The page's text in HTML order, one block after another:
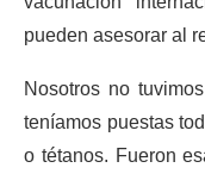
pueden asesorar al
Nosotros no
teníamos puestas
o tétanos. Fueron